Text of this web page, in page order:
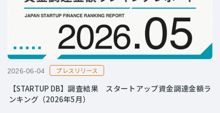
2026-06-04 プレスリリース
【STARTUP DB】調査結果 スタートアップ資金調達金額ラ
ンキング（2026年5月）